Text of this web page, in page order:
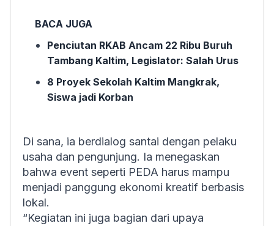
BACA JUGA
Penciutan RKAB Ancam 22 Ribu Buruh
Tambang Kaltim, Legislator: Salah Urus
8 Proyek Sekolah Kaltim Mangkrak,
Siswa jadi Korban
Di sana, ia berdialog santai dengan pelaku
usaha dan pengunjung. Ia menegaskan
bahwa event seperti PEDA harus mampu
menjadi panggung ekonomi kreatif berbasis
lokal.
“Kegiatan ini juga bagian dari upaya